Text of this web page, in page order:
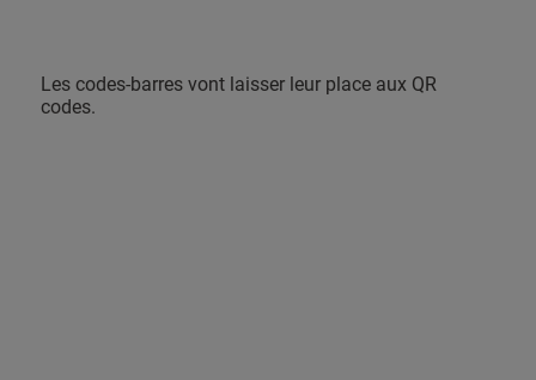
Les codes-barres vont laisser leur place aux QR
codes.